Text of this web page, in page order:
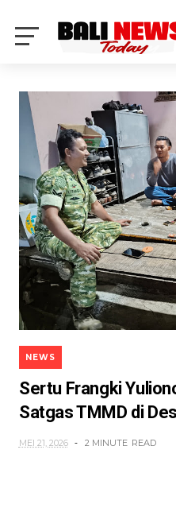
NEWS
Sertu Frangki
Satgas TMMD di
MEI 21, 2026 2 MINUTE READ